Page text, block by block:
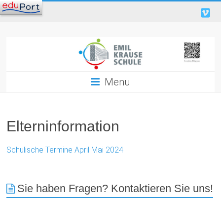
Menu
Elterninformation
Schulische Termine April Mai 2024
Sie haben Fragen? Kontaktieren Sie uns!